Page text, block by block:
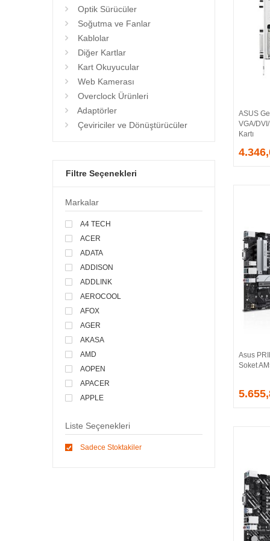
Optik Sürücüler
Soğutma ve Fanlar
Kablolar
Diğer Kartlar
Kart Okuyucular
Web Kamerası
Overclock Ürünleri
Adaptörler
Çeviriciler ve Dönüştürücüler
Filtre Seçenekleri
Markalar
A4 TECH
ACER
ADATA
ADDISON
ADDLINK
AEROCOOL
AFOX
AGER
AKASA
AMD
AOPEN
APACER
APPLE
ASONIC
Liste Seçenekleri
Sadece Stoktakiler
ASUS
VGA/
Kartı
Asus
Soket